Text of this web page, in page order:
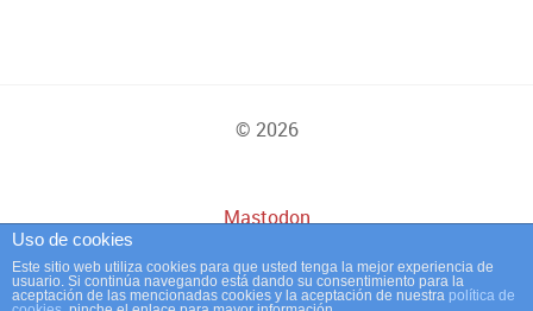
© 2026
Mastodon
Powered byCursos de Desarrollo
Uso de cookies
Este sitio web utiliza cookies para que usted tenga la mejor experiencia de
usuario. Si continúa navegando está dando su consentimiento para la
aceptación de las mencionadas cookies y la aceptación de nuestra política de